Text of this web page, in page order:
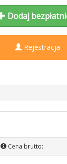
Dodaj
Rejestracja
Cena brutto: